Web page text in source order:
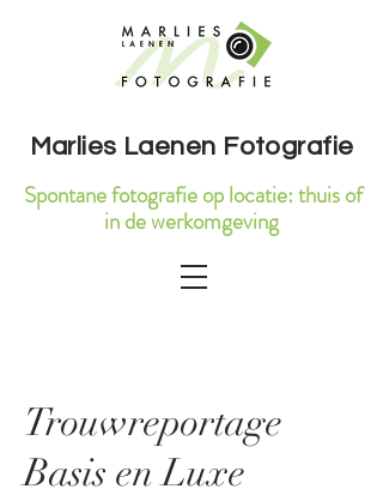
Marlies Laenen Fotografie
Spontane fotografie op locatie: thuis of
in de werkomgeving
Trouwreportage
Basis en Luxe